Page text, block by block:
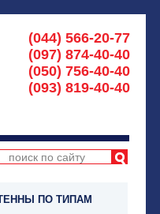
(044) 566-20-77
(097) 874-40-40
(050) 756-40-40
(093) 819-40-40
ПО ТИПАМ